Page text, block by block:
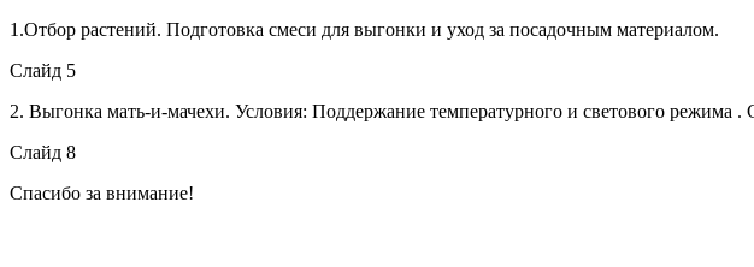
1.Отбор растений. Подготовка смеси для выгонки и уход за посадочным материалом.
Слайд 5
2. Выгонка мать-и-мачехи. Условия: Поддержание температурного и светового режима
Слайд 8
Спасибо за внимание!